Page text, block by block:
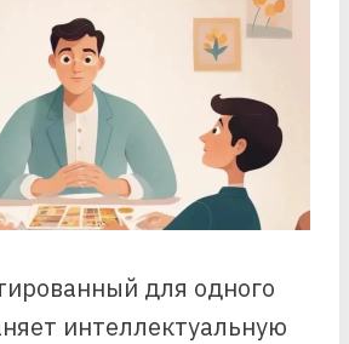
для одного
интеллектуальную